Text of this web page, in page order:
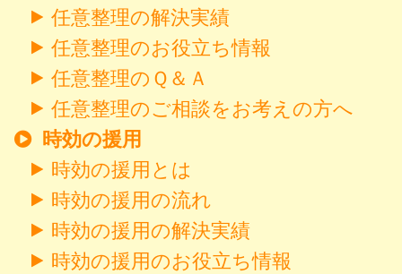
任意整理の解決実績
任意整理のお役立ち情報
任意整理のＱ＆Ａ
任意整理のご相談をお考えの方へ
時効の援用
時効の援用とは
時効の援用の流れ
時効の援用の解決実績
時効の援用のお役立ち情報